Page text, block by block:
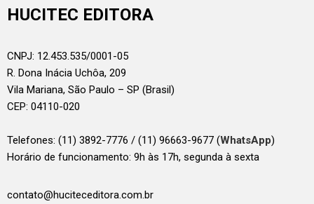
HUCITEC EDITORA
CNPJ: 12.453.535/0001-05
R. Dona Inácia Uchôa, 209
Vila Mariana, São Paulo – SP (Brasil)
CEP: 04110-020
Telefones: (11) 3892-7776 / (11) 96663-9677 (WhatsApp)
Horário de funcionamento: 9h às 17h, segunda à sexta
contato@huciteceditora.com.br